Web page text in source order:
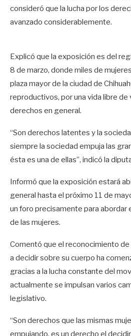
consideró que la lucha por los
avanzado considerablemente.
Explicó que la exposición es del
8 de marzo, donde miles de
plaza mayor de la ciudad de
reproductivos, por una vida libre de
derechos en general.
“Son derechos latentes y la
siempre la sociedad empuja las
ésta es una de ellas”, indicó la
Informó que la exposición estará
general hasta el próximo 11 de
un foro precisamente para abordar
de las mujeres.
Comentó que el reconocimiento
a decidir sobre su cuerpo ha
gracias a la lucha constante del
actualmente se impulsan varios
legislativo.
“Son derechos que las mismas
empujando, es un derecho el